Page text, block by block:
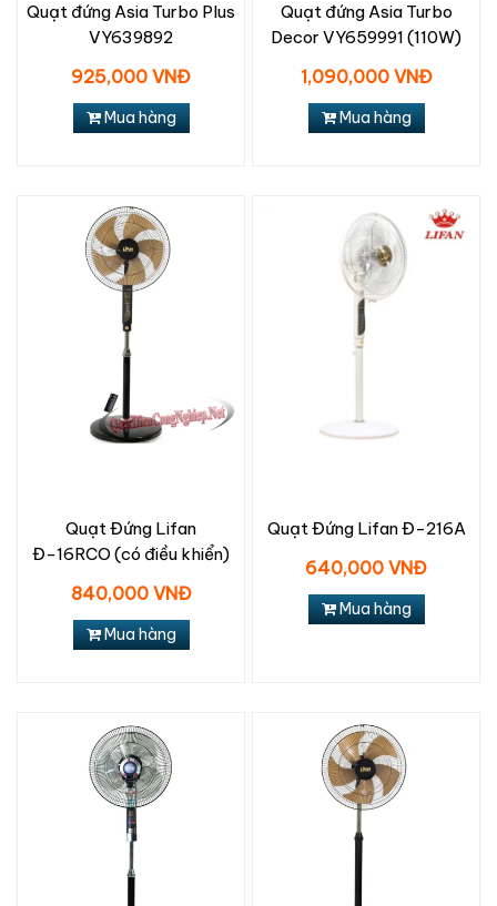
Quạt đứng Asia Turbo Plus
VY639892
925,000 VNĐ
Mua hàng
Quạt đứng Asia Turbo
Decor VY659991 (110W)
1,090,000 VNĐ
Mua hàng
Quạt Đứng Lifan
Đ-16RCO (có điều khiển)
840,000 VNĐ
Mua hàng
Quạt Đứng Lifan Đ-216A
640,000 VNĐ
Mua hàng